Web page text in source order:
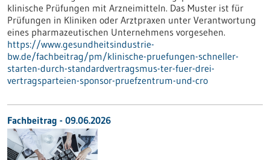
klinische Prüfungen mit Arzneimitteln. Das Muster ist für
Prüfungen in Kliniken oder Arztpraxen unter Verantwortung
eines pharmazeutischen Unternehmens vorgesehen.
https://www.gesundheitsindustrie-
bw.de/fachbeitrag/pm/klinische-pruefungen-schneller-
starten-durch-standardvertragsmus-ter-fuer-drei-
vertragsparteien-sponsor-pruefzentrum-und-cro
Fachbeitrag - 09.06.2026